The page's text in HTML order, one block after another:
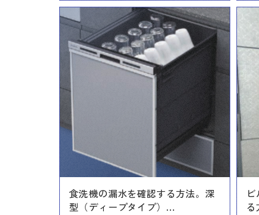
食洗機の漏水を確認する方法。深
型（ディープタイプ）...